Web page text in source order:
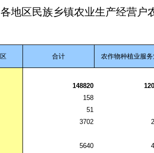
各地区民族乡镇农业生产经营户
区 合计 农作物种植业服务
148820
158
51
3702
5640